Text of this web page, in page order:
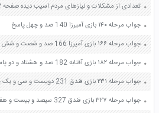
تعدادی از مشکلات و نیازهای مردم اسیب دیده صفحه 22 مطالعات اجتماعی هفتم
جواب مرحله ۱۴۰ بازی آمیرزا 140 صد و چهل پاسخ
جواب مرحله ۱۶۶ بازی آمیرزا 166 صد و شصت و شش پاسخ
جواب مرحله ۱۸۲ بازی آفتابه 182 صد و هشتاد و دو پاسخ
جواب مرحله ۲۳۱ بازی فندق 231 دویست و سی و یک پاسخ
جواب مرحله ۳۲۷ بازی فندق 327 سیصد و بیست و هفت پاسخ